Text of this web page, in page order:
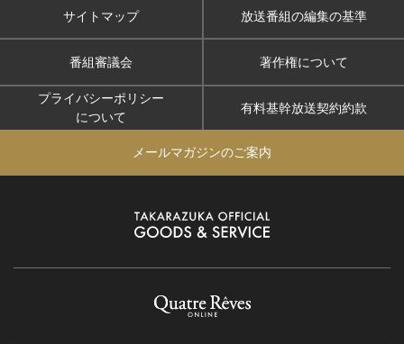
サイトマップ 放送番組の編集の基準
番組審議会 著作権について
プライバシーポリシー
について
有料基幹放送契約約款
メールマガジンのご案内